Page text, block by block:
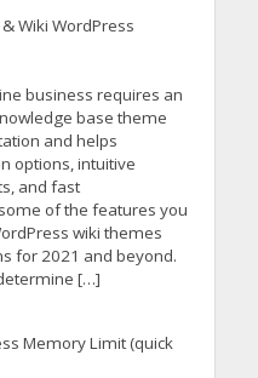
Wiki WordPress
business requires an
base theme
and helps
options, intuitive
and fast
of the features you
wiki themes
for 2021 and beyond.
[…]
Memory Limit (quick